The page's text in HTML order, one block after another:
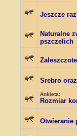
Jeszcze
Naturalne
pszczelich
Srebro
Ankieta:
Rozmiar
Otwieranie